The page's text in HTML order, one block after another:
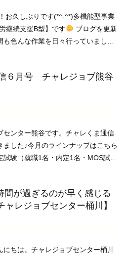
お久しぶりです(*^-^*)多機能型事業
継続支援B型】です
ブログを更新
も色んな作業を日々行っていました
らせ～花が増 ...
６月号 チャレジョブ熊谷
センター熊谷です。チャレくま通信
ました♪今月のラインナップはこちら
験（就職1名・内定1名・MOS試験
月号から裏面が『広報誌制作セミ
間が過ぎるのが早く感じる
ャレジョブセンター桶川】
にちは。チャレジョブセンター桶川